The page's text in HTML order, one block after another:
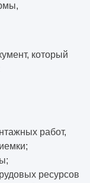
который
работ,
ресурсов